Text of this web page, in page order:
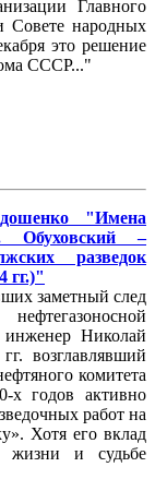
Главного
Совете народных
это решение
СССР..."
"Имена
Обуховский –
разведок
гг.)"
заметный след
Николай
возглавлявший
комитета
х годов активно
работ на
Хотя его вклад
и судьбе